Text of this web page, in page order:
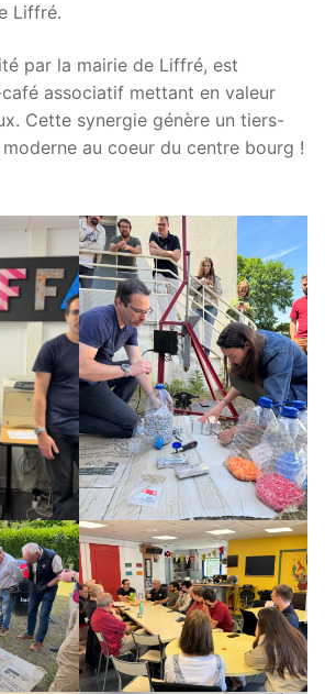
Liffré.
par la mairie de Liffré, est
associatif mettant en valeur
Cette synergie génère un tiers-
au coeur du centre bourg !